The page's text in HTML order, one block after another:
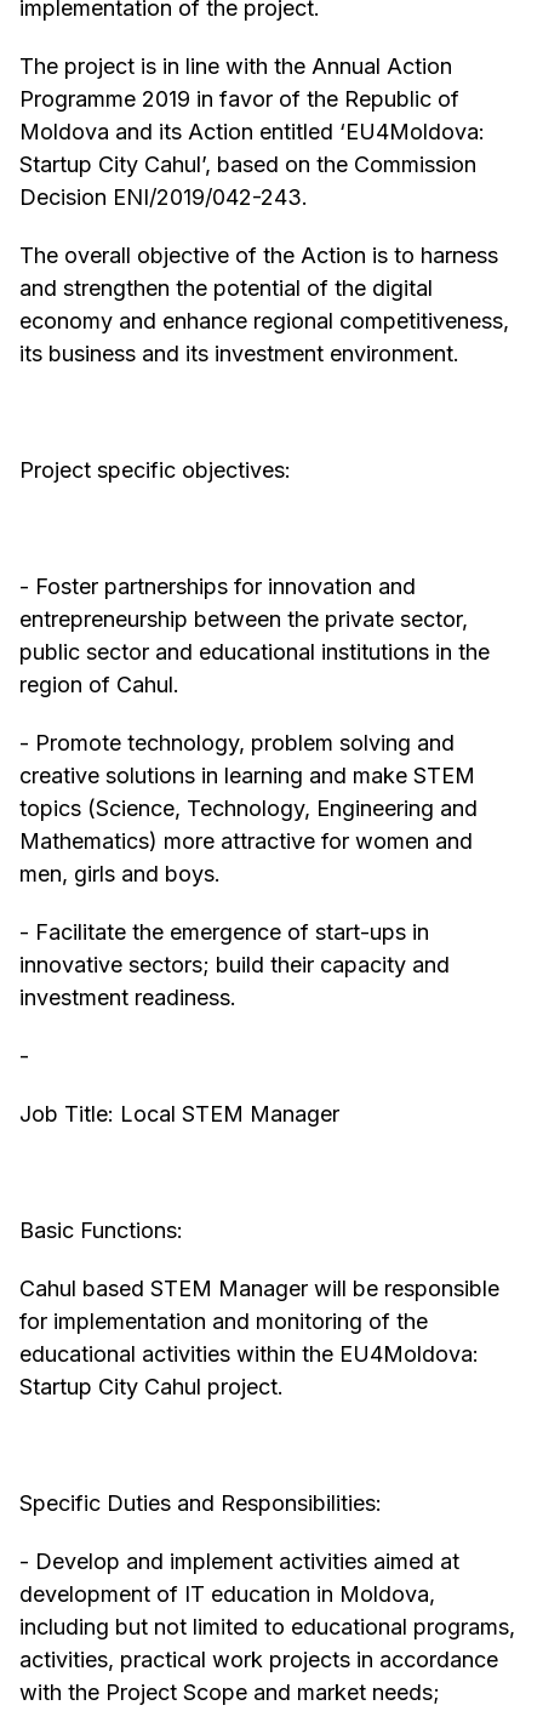
implementation of the project.
The project is in line with the Annual Action
Programme 2019 in favor of the Republic of
Moldova and its Action entitled ‘EU4Moldova:
Startup City Cahul’, based on the Commission
Decision ENI/2019/042-243.
The overall objective of the Action is to harness
and strengthen the potential of the digital
economy and enhance regional competitiveness,
its business and its investment environment.
Project specific objectives:
- Foster partnerships for innovation and
entrepreneurship between the private sector,
public sector and educational institutions in the
region of Cahul.
- Promote technology, problem solving and
creative solutions in learning and make STEM
topics (Science, Technology, Engineering and
Mathematics) more attractive for women and
men, girls and boys.
- Facilitate the emergence of start-ups in
innovative sectors; build their capacity and
investment readiness.
-
Job Title: Local STEM Manager
Basic Functions:
Cahul based STEM Manager will be responsible
for implementation and monitoring of the
educational activities within the EU4Moldova:
Startup City Cahul project.
Specific Duties and Responsibilities:
- Develop and implement activities aimed at
development of IT education in Moldova,
including but not limited to educational programs,
activities, practical work projects in accordance
with the Project Scope and market needs;